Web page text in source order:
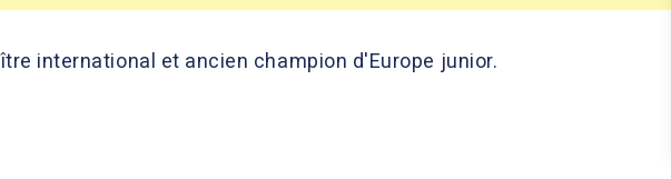
international et ancien champion d'Europe junior.